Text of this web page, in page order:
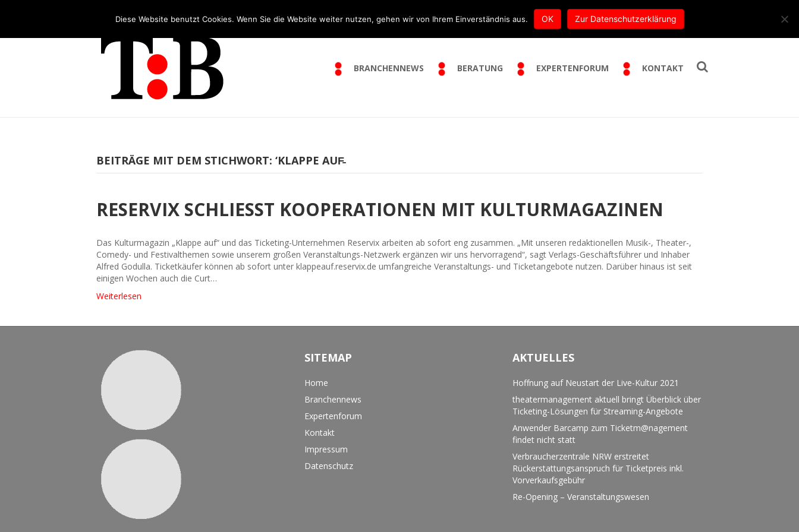
E-Mail:info@trippe-beratung.de
BRANCHENNEWS BERATUNG EXPERTENFORUM KONTAKT
BEITRÄGE MIT DEM STICHWORT: ‘KLAPPE AUF̵
RESERVIX SCHLIESST KOOPERATIONEN MIT KULTURMAGAZINEN
Das Kulturmagazin „Klappe auf“ und das Ticketing-Unternehmen Reservix arbeiten ab sofort eng zusammen. „Mit unseren redaktionellen Musik-, Theater-,
Comedy- und Festivalthemen sowie unserem großen Veranstaltungs-Netzwerk ergänzen wir uns hervorragend“, sagt Verlags-Geschäftsführer und Inhaber
Alfred Godulla. Ticketkäufer können ab sofort unter klappeauf.reservix.de umfangreiche Veranstaltungs- und Ticketangebote nutzen. Darüber hinaus ist seit
einigen Wochen auch die Curt…
Weiterlesen
SITEMAP
Home
Branchennews
Expertenforum
Kontakt
Impressum
Datenschutz
AKTUELLES
Hoffnung auf Neustart der Live-Kultur 2021
theatermanagement aktuell bringt Überblick über
Ticketing-Lösungen für Streaming-Angebote
Anwender Barcamp zum Ticketm@nagement
findet nicht statt
Verbraucherzentrale NRW erstreitet
Rückerstattungsanspruch für Ticketpreis inkl.
Vorverkaufsgebühr
Re-Opening – Veranstaltungswesen
Diese Website benutzt Cookies. Wenn Sie die Website weiter nutzen, gehen wir von Ihrem Einverständnis aus. OK Zur Datenschutzerklärung